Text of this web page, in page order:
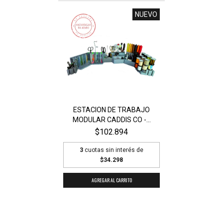
NUEVO
ESTACION DE TRABAJO
MODULAR CADDIS CO -...
$102.894
3 cuotas sin interés de
$34.298